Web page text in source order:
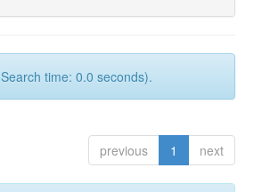
time: 0.0 seconds).
previous 1 next